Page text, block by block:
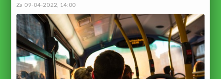
Za 09-04-2022, 14:00